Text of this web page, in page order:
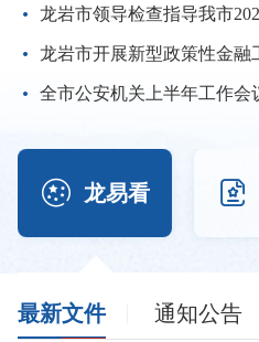
全市公安机关上半年工作会
 龙易看 
最新文件 通知公告